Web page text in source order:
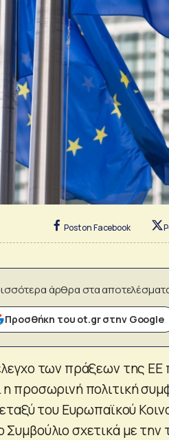
Post on Facebook
άρθρα στα
Προσθήκη του ot.gr στην Google
των πράξεων της
η προσωρινή πολιτική
του Ευρωπαϊκού
σχετικά με